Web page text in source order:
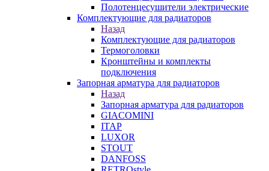
Полотенцесушители электрические
Комплектующие для радиаторов
Назад
Комплектующие для радиаторов
Термоголовки
Кронштейны и комплекты
подключения
Запорная арматура для радиаторов
Назад
Запорная арматура для радиаторов
GIACOMINI
ITAP
LUXOR
STOUT
DANFOSS